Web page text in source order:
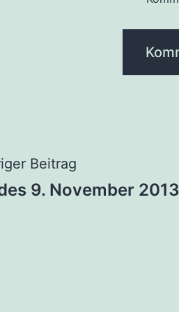
Beitrag
9. November 2013